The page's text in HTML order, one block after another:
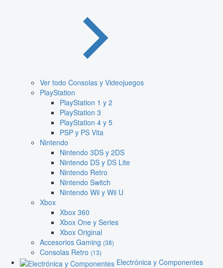
Ver todo Consolas y Videojuegos
PlayStation
PlayStation 1 y 2
PlayStation 3
PlayStation 4 y 5
PSP y PS Vita
Nintendo
Nintendo 3DS y 2DS
Nintendo DS y DS Lite
Nintendo Retro
Nintendo Switch
Nintendo Wii y Wii U
Xbox
Xbox 360
Xbox One y Series
Xbox Original
Accesorios Gaming (38)
Consolas Retro (13)
Electrónica y Componentes